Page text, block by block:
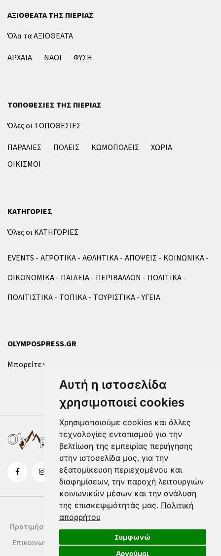
Αυτή η ιστοσελίδα
χρησιμοποιεί cookies
Χρησιμοποιούμε cookies και άλλες
τεχνολογίες εντοπισμού για την
βελτίωση της εμπειρίας περιήγησης
στην ιστοσελίδα μας, για την
εξατομίκευση περιεχομένου και
διαφημίσεων, την παροχή λειτουργιών
κοινωνικών μέσων και την ανάλυση
της επισκεψιμότητάς μας. Πολιτική
απορρήτου
Συμφωνώ
Αρνούμαι
ΑΞΙΟΘΕΑΤΑ ΤΗΣ ΠΙΕΡΙΑΣ
Όλα τα ΑΞΙΟΘΕΑΤΑ
ΑΡΧΑΙΑ
ΝΑΟΙ ΦΥΣΗ
ΤΟΠΟΘΕΣΙΕΣ ΤΗΣ ΠΙΕΡΙΑΣ
Όλες οι ΤΟΠΟΘΕΣΙΕΣ
ΠΑΡΑΛΙΕΣ
ΠΟΛΕΙΣ ΚΩΜΟΠΟΛΕΙΣ
ΧΩΡΙΑ
ΟΙΚΙΣΜΟΙ
ΚΑΤΗΓΟΡΙΕΣ
Όλες οι ΚΑΤΗΓΟΡΙΕΣ
EVENTS ΑΓΡΟΤΙΚΑ ΑΘΛΗΤΙΚΑ ΑΠΟΨΕΙΣ
ΚΟΙΝΩΝΙΚΑ
ΟΙΚΟΝΟΜΙΚΑ
ΠΑΙΔΕΙΑ ΠΕΡΙΒΑΛΛΟΝ
ΠΟΛΙΤΙΚΑ
ΠΟΛΙΤΙΣΤΙΚΑ
ΤΟΠΙΚΑ ΤΟΥΡΙΣΤΙΚΑ ΥΓΕΙΑ
OLYMPOSPRESS.GR
Μπορείτε να επικοινωνήσετε μαζί μας μέσω της
Προτιμήσεις Cookies Δήλωση Cookies Όροι Χρήσης
Επικοινωνία